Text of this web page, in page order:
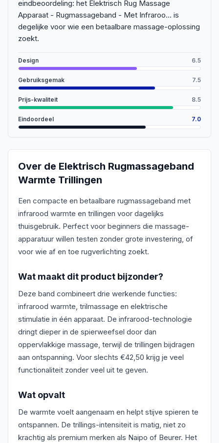
eindbeoordeling: het Elektrisch Rug Massage
Apparaat - Rugmassageband - Met Infraroo... is
degelijke voor wie een betaalbare massage-oplossing
zoekt.
Design 6.5
Gebruiksgemak 7.5
Prijs-kwaliteit 8.5
Eindoordeel 7.0
Over de Elektrisch Rugmassageband
Warmte Trillingen
Een compacte en betaalbare rugmassageband met
infrarood warmte en trillingen voor dagelijks
thuisgebruik. Perfect voor beginners die massage-
apparatuur willen testen zonder grote investering, of
voor wie af en toe rugverlichting zoekt.
Wat maakt dit product bijzonder?
Deze band combineert drie werkende functies:
infrarood warmte, trilmassage en elektrische
stimulatie in één apparaat. De infrarood-technologie
dringt dieper in de spierweefsel door dan
oppervlakkige massage, terwijl de trillingen bijdragen
aan ontspanning. Voor slechts €42,50 krijg je veel
functionaliteit zonder veel uit te geven.
Wat opvalt
De warmte voelt aangenaam en helpt stijve spieren te
ontspannen. De trillings-intensiteit is matig, niet zo
krachtig als premium merken als Naipo of Beurer. Het